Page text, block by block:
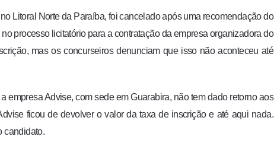
Litoral Norte da Paraíba, foi cancelado após uma recomendação do
processo licitatório para a contratação da empresa organizadora do
mas os concurseiros denunciam que isso não aconteceu até
empresa Advise, com sede em Guarabira, não tem dado retorno aos
ficou de devolver o valor da taxa de inscrição e até aqui nada.
candidato.